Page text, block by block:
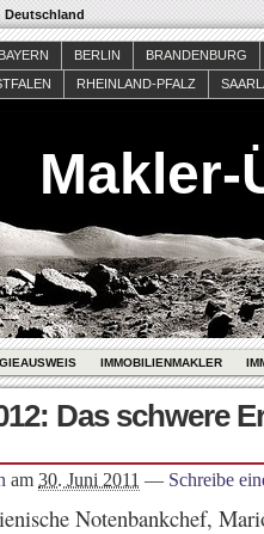
Deutschland
BAYERN BERLIN
BRANDENBURG
RHEINLAND-PFALZ
Makler-
IMMOBILIENMAKLER
Das schwere
am 30. Juni 2011 — Schreibe
Notenbankchef,